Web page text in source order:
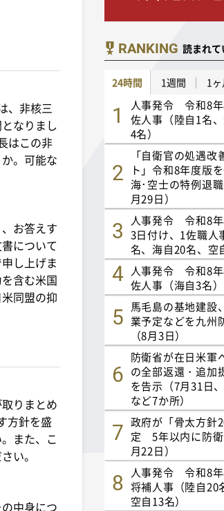
、非核三
なりまし
はこの非
。可能な
お答えす
について
し上げま
含む米国
同盟の抑
りまとめ
方針を盛
また、こ
い。
中身につ
RANKING 読まれ
24時間 1週間 1ヶ
人事発令 令和8
佐人事（陸自1名
4名）
「自衛官の処遇改
ト」令和8年度版
海･空士の特例退
月29日）
人事発令 令和8年
3日付け、1佐職人
名、海自20名、空
人事発令 令和8
佐人事（海自3名）
馬毛島の基地建設
業予定などを九州
（8月3日）
防衛省が在日米軍
の全部返還・追加
を告示（7月31日
など7か所）
政府が「骨太方針
定 5年以内に防
月22日）
人事発令 令和8年
将補人事（陸自20
空自13名）